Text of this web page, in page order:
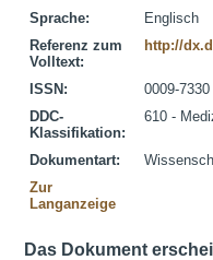
Sprache:
Englisch
Referenz zum
Volltext:
http://
ISSN:
0009-7330
DDC-
Klassifikation:
610 -
Dokumentart:
Zur
Langanzeige
Das Dokument